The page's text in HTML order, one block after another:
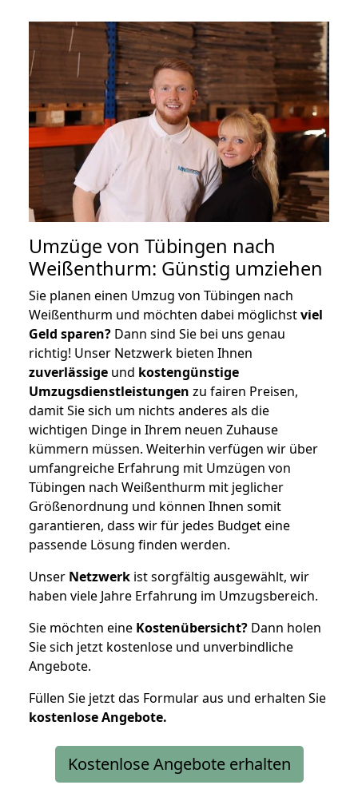
Umzüge von Tübingen nach
Weißenthurm: Günstig umziehen
Sie planen einen Umzug von Tübingen nach
Weißenthurm und möchten dabei möglichstviel
Geld sparen? Dann sind Sie bei uns genau
richtig! Unser Netzwerk bieten Ihnen
zuverlässige und kostengünstige
Umzugsdienstleistungen zu fairen Preisen,
damit Sie sich um nichts anderes als die
wichtigen Dinge in Ihrem neuen Zuhause
kümmern müssen. Weiterhin verfügen wir über
umfangreiche Erfahrung mit Umzügen von
Tübingen nach Weißenthurm mit jeglicher
Größenordnung und können Ihnen somit
garantieren, dass wir für jedes Budget eine
passende Lösung finden werden.
Unser Netzwerk ist sorgfältig ausgewählt, wir
haben viele Jahre Erfahrung im Umzugsbereich.
Sie möchten eine Kostenübersicht? Dann holen
Sie sich jetzt kostenlose und unverbindliche
Angebote.
Füllen Sie jetzt das Formular aus und erhalten Sie
kostenloseAngebote.
Kostenlose Angebote erhalten